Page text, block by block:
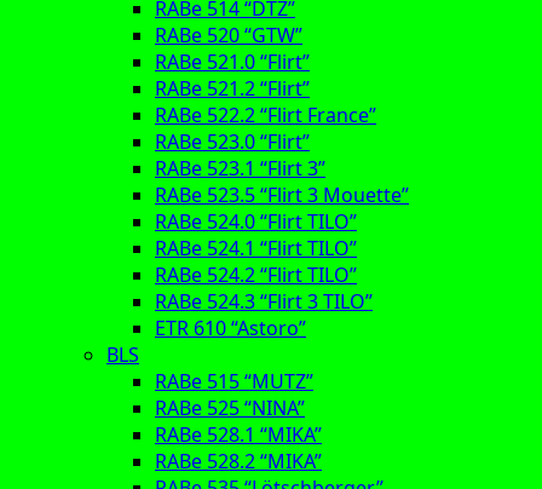
RABe 514 “DTZ”
RABe 520 “GTW”
RABe 521.0 “Flirt”
RABe 521.2 “Flirt”
RABe 522.2 “Flirt France”
RABe 523.0 “Flirt”
RABe 523.1 “Flirt 3”
RABe 523.5 “Flirt 3 Mouette”
RABe 524.0 “Flirt TILO”
RABe 524.1 “Flirt TILO”
RABe 524.2 “Flirt TILO”
RABe 524.3 “Flirt 3 TILO”
ETR 610 “Astoro”
BLS
RABe 515 “MUTZ”
RABe 525 “NINA”
RABe 528.1 “MIKA”
RABe 528.2 “MIKA”